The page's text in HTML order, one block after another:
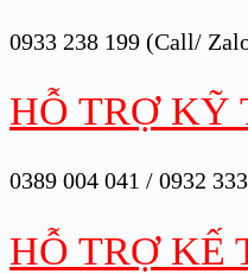
0933 238 199 (Call/
HỖ TRỢ KỸ
0389 004 041 / 0932
HỖ TRỢ KẾ